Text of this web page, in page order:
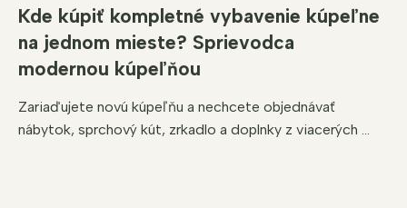
Kde kúpiť kompletné vybavenie kúpeľne
na jednom mieste? Sprievodca
modernou kúpeľňou
Zariaďujete novú kúpeľňu a nechcete objednávať
nábytok, sprchový kút, zrkadlo a doplnky z viacerých ...